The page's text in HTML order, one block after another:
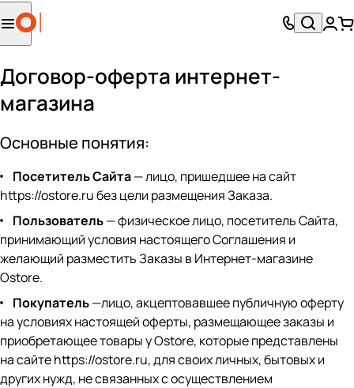
Договор-оферта интернет-
магазина
Основные понятия:
Посетитель Сайта— лицо, пришедшее на сайт
https://ostore.ruбез цели размещения Заказа.
Пользователь— физическое лицо, посетитель Сайта,
принимающий условия настоящего Соглашения и
желающий разместить Заказы в Интернет-магазине
Ostore.
Покупатель—лицо, акцептовавшее публичную оферту
на условиях настоящей оферты, размещающее заказы и
приобретающее товары у Ostore, которые представлены
на сайтеhttps://ostore.ru, для своих личных, бытовых и
других нужд, не связанных с осуществлением